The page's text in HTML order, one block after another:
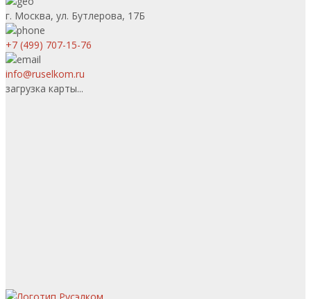
г. Москва, ул. Бутлерова, 17Б
+7 (499) 707-15-76
info@ruselkom.ru
загрузка карты...